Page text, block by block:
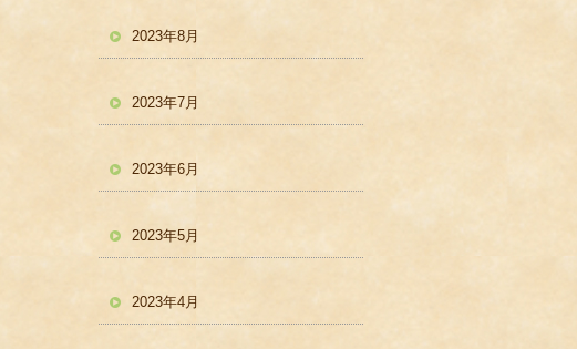
2023年8月
2023年7月
2023年6月
2023年5月
2023年4月